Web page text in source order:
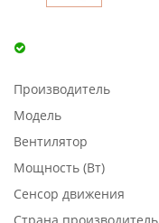
Производитель
Модель
Вентилятор
Мощность (Вт)
Сенсор движения
Страна производитель